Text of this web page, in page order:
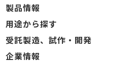
製品情報
用途から探す
受託製造、試作・開発
企業情報